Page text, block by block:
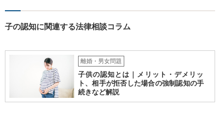
子の認知に関連する法律相談コラム
離婚・男女問題
子供の認知とは｜メリット・デメリッ
ト、相手が拒否した場合の強制認知の手
続きなど解説